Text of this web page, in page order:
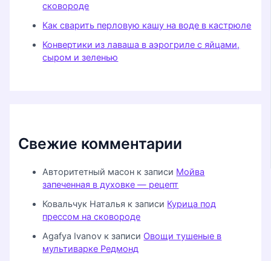
сковороде
Как сварить перловую кашу на воде в кастрюле
Конвертики из лаваша в аэрогриле с яйцами,
сыром и зеленью
Свежие комментарии
Авторитетный масон к записи Мойва
запеченная в духовке — рецепт
Ковальчук Наталья к записи Курица под
прессом на сковороде
Agafya Ivanov к записи Овощи тушеные в
мультиварке Редмонд